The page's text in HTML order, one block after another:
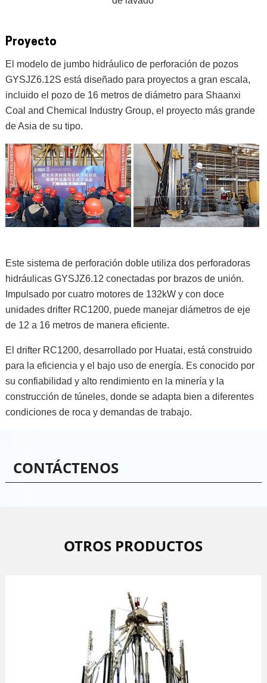
Proyecto
El modelo de jumbo hidráulico de perforación de pozos
GYSJZ6.12S está diseñado para proyectos a gran escala,
incluido el pozo de 16 metros de diámetro para Shaanxi
Coal and Chemical Industry Group, el proyecto más grande
de Asia de su tipo.
Este sistema de perforación doble utiliza dos perforadoras
hidráulicas GYSJZ6.12 conectadas por brazos de unión.
Impulsado por cuatro motores de 132kW y con doce
unidades drifter RC1200, puede manejar diámetros de eje
de 12 a 16 metros de manera eficiente.
El drifter RC1200, desarrollado por Huatai, está construido
para la eficiencia y el bajo uso de energía. Es conocido por
su confiabilidad y alto rendimiento en la minería y la
construcción de túneles, donde se adapta bien a diferentes
condiciones de roca y demandas de trabajo.
CONTÁCTENOS
OTROS PRODUCTOS